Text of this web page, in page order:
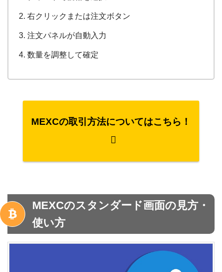
右クリックまたは注文ボタン
注文パネルが自動入力
数量を調整して確定
MEXCの取引方法についてはこちら！
MEXCのスタンダード画面の見方・
使い方